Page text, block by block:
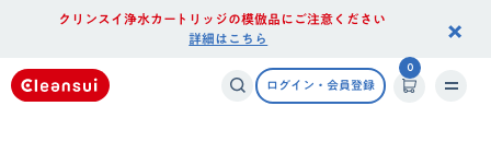
クリンスイ浄水カートリッジの模倣品にご注意ください
詳細はこちら
×
ログイン・会員登録
0